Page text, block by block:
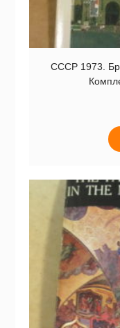
СССР 1973.